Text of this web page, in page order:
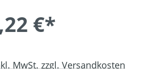
€*
MwSt. zzgl. Versandkosten